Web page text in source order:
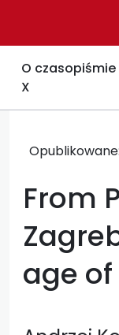
O czasopiśmie
X
Opublikowane:
From
age